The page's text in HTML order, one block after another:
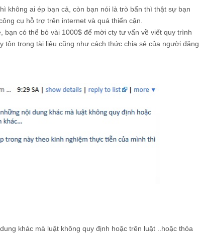
không ai ép bạn cả, còn bạn nói là trò bẩn thì thật sự bạn
cụ hỗ trợ trên internet và quá thiển cận.
bạn có thể bỏ vài 1000$ để mời cty tư vấn về viết quy trình
tôn trọng tài liệu cũng như cách thức chia sẻ của người đăng
khác mà luật không quy định hoặc trên luật ..hoặc thỏa